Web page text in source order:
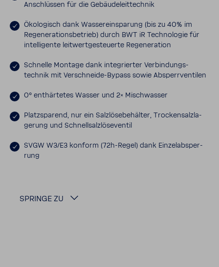
Anschlüssen für die Gebäu­de­leit­technik
Ökolo­gisch dank Wasser­ein­spa­rung (bis zu 40% im
Rege­ne­ra­ti­ons­be­trieb) durch BWT iR Tech­no­logie für
intel­li­gente leit­wert­ge­steu­erte Rege­ne­ra­tion
Schnelle Montage dank inte­grierter Verbin­dungs­
technik mit Verschneide-​Bypass sowie Absperr­ven­tilen
0° enthär­tetes Wasser und 2× Misch­wasser
Platz­spa­rend, nur ein Salz­lö­se­be­hälter, Trocken­salz­la­
ge­rung und Schnell­salz­lö­se­ventil
SVGW W3/E3 konform (72h-​Regel) dank Einzel­ab­sper­
rung
SPRINGE ZU